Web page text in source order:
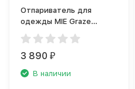
Отпариватель для
одежды MIE Graze
ручной
3 890₽
В наличии